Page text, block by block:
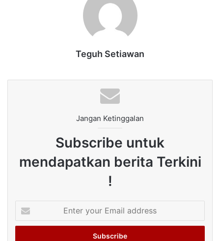
Teguh Setiawan
Jangan Ketinggalan
Subscribe untuk
mendapatkan berita Terkini
!
your
Email